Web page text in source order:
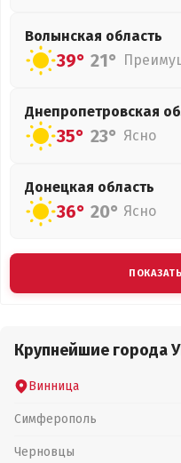
Волынская область
39° 21°
Днепропетровская
35° 23° Ясно
Донецкая область
36° 20° Ясно
Крупнейшие города
Винница
Симферополь
Черновцы